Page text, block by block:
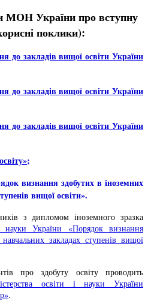
МОН України про вступну
поклики):
закладів вищої освіти України
закладів вищої освіти України
закладів вищої освіти України
;
визнання здобутих в іноземних
вищої освіти».
з дипломом іноземного зразка
науки України «Порядок визнання
закладах ступенів вищої
про здобуту освіту проводить
освіти і науки України
.